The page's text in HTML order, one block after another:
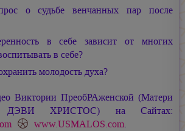
о судьбе венчанных пар после
в себе зависит от многих
в себе?
молодость духа?
Виктории ПреобРАженской (Матери
ДЭВИ ХРИСТОС) на Сайтах:
www.USMALOS.com.